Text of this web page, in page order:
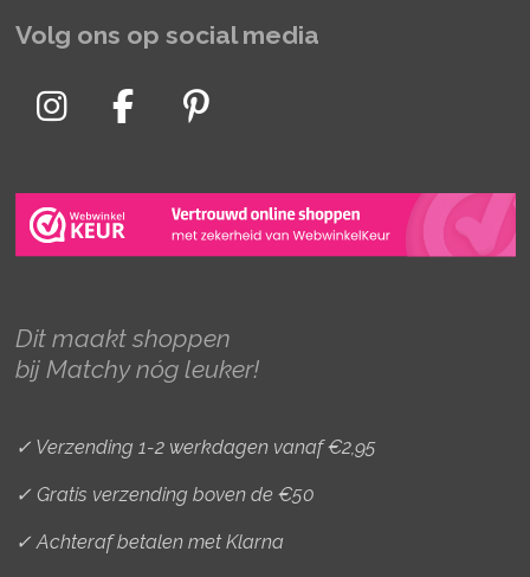
Volg ons op social media
I
s
t
a
r
a
F
c
e
b
o
k
P
n
t
e
e
s
Dit maakt shoppen
bij Matchy nóg leuker!
✓ Verzending 1-2 werkdagen vanaf €2,95
✓ Gratis verzending boven de €50
✓ Achteraf betalen met Klarna